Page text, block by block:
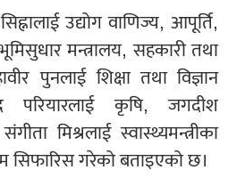
उद्योग वाणिज्य, आपूर्ति,
मन्त्रालय, सहकारी तथा
पुनलाई शिक्षा तथा विज्ञान
परियारलाई कृषि, जगदीश
मिश्रलाई स्वास्थ्यमन्त्रीका
सिफारिस गरेको बताइएको छ।